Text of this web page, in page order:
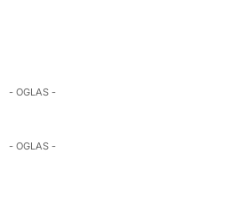
- OGLAS -
- OGLAS -